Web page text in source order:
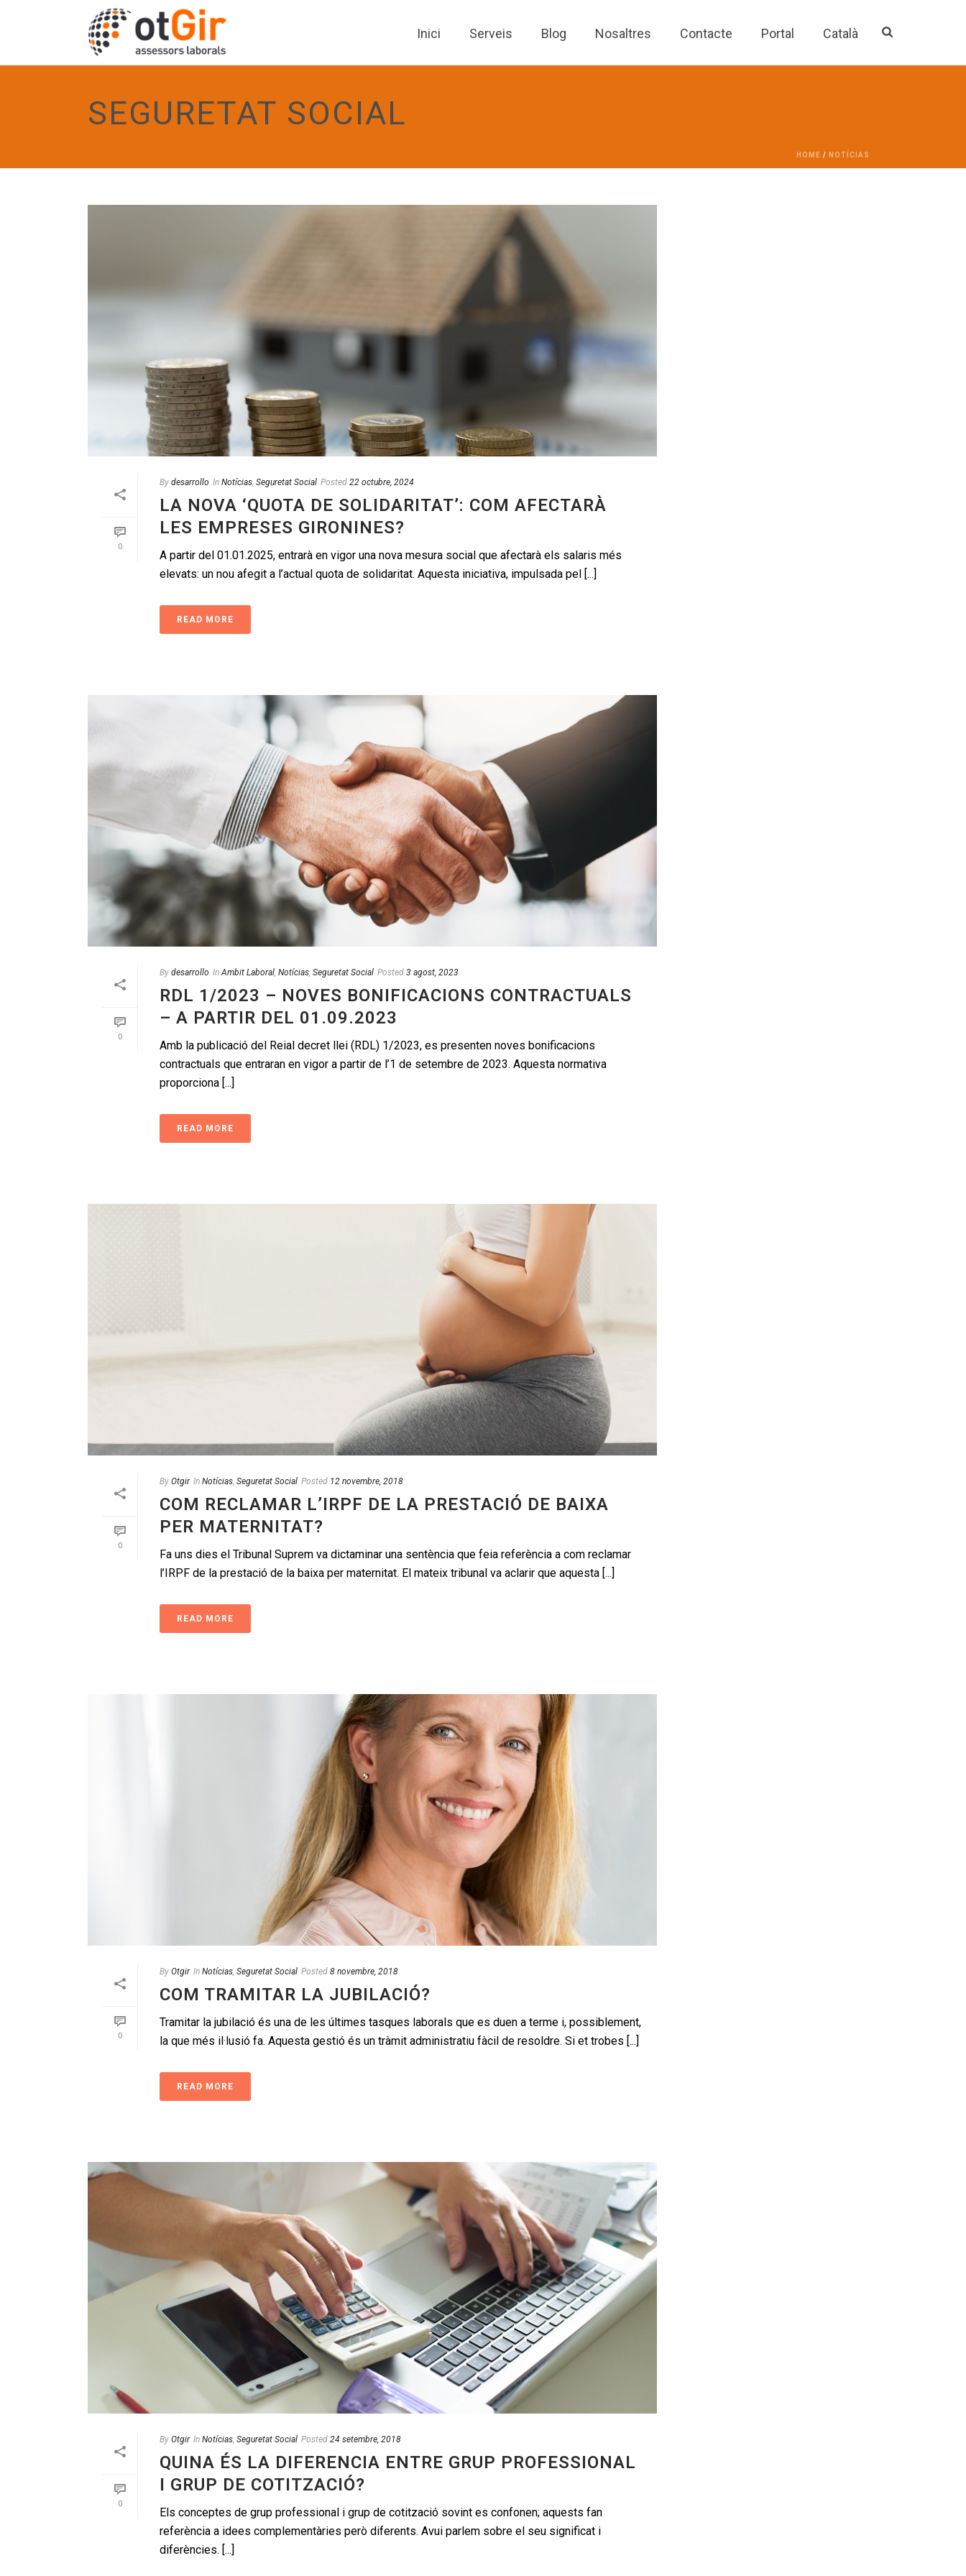
Inici Serveis Blog Nosaltres Contacte Portal Català
SEGURETAT SOCIAL
HOME / NOTÍCIAS
0
By desarrollo In Notícias, Seguretat Social Posted 22 octubre, 2024
LA NOVA ‘QUOTA DE SOLIDARITAT’: COM AFECTARÀ
LES EMPRESES GIRONINES?
A partir del 01.01.2025, entrarà en vigor una nova mesura social que afectarà els salaris més
elevats: un nou afegit a l’actual quota de solidaritat. Aquesta iniciativa, impulsada pel [...]
READ MORE
0
By desarrollo In Ambit Laboral, Notícias, Seguretat Social Posted 3 agost, 2023
RDL 1/2023 – NOVES BONIFICACIONS CONTRACTUALS
– A PARTIR DEL 01.09.2023
Amb la publicació del Reial decret llei (RDL) 1/2023, es presenten noves bonificacions
contractuals que entraran en vigor a partir de l’1 de setembre de 2023. Aquesta normativa
proporciona [...]
READ MORE
0
By Otgir In Notícias, Seguretat Social Posted 12 novembre, 2018
COM RECLAMAR L’IRPF DE LA PRESTACIÓ DE BAIXA
PER MATERNITAT?
Fa uns dies el Tribunal Suprem va dictaminar una sentència que feia referència a com reclamar
l’IRPF de la prestació de la baixa per maternitat. El mateix tribunal va aclarir que aquesta [...]
READ MORE
0
By Otgir In Notícias, Seguretat Social Posted 8 novembre, 2018
COM TRAMITAR LA JUBILACIÓ?
Tramitar la jubilació és una de les últimes tasques laborals que es duen a terme i, possiblement,
la que més il·lusió fa. Aquesta gestió és un tràmit administratiu fàcil de resoldre. Si et trobes [...]
READ MORE
0
By Otgir In Notícias, Seguretat Social Posted 24 setembre, 2018
QUINA ÉS LA DIFERENCIA ENTRE GRUP PROFESSIONAL
I GRUP DE COTITZACIÓ?
Els conceptes de grup professional i grup de cotització sovint es confonen; aquests fan
referència a idees complementàries però diferents. Avui parlem sobre el seu significat i
diferències. [...]